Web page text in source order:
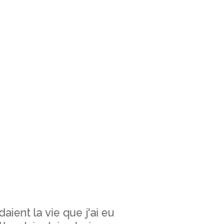
la vie que j'ai eu